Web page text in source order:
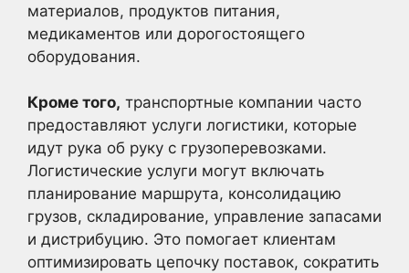
материалов, продуктов питания,
медикаментов или дорогостоящего
оборудования.
Кроме того, транспортные компании часто
предоставляют услуги логистики, которые
идут рука об руку с грузоперевозками.
Логистические услуги могут включать
планирование маршрута, консолидацию
грузов, складирование, управление запасами
и дистрибуцию. Это помогает клиентам
оптимизировать цепочку поставок, сократить